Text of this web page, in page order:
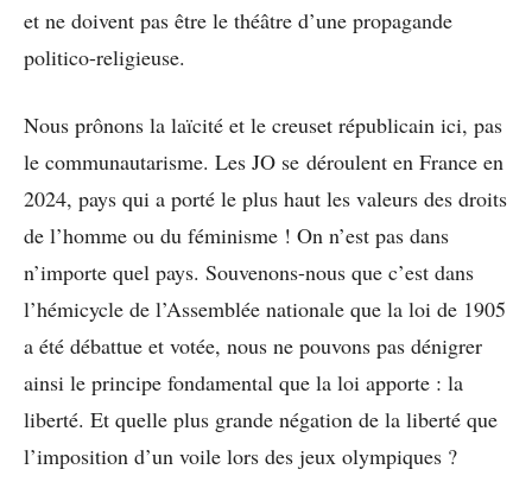
et ne doivent pas être le théâtre d’une propagande
politico-religieuse.
Nous prônons la laïcité et le creuset républicain ici, pas
le communautarisme. Les JO se déroulent en France en
2024, pays qui a porté le plus haut les valeurs des droits
de l’homme ou du féminisme ! On n’est pas dans
n’importe quel pays. Souvenons-nous que c’est dans
l’hémicycle de l’Assemblée nationale que la loi de 1905
a été débattue et votée, nous ne pouvons pas dénigrer
ainsi le principe fondamental que la loi apporte : la
liberté. Et quelle plus grande négation de la liberté que
l’imposition d’un voile lors des jeux olympiques ?